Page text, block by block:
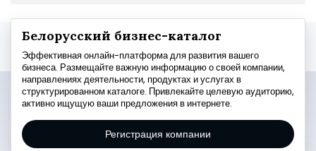
Белорусский бизнес-каталог
Эффективная онлайн-платформа для развития вашего
бизнеса. Размещайте важную информацию о своей компании,
направлениях деятельности, продуктах и услугах в
структурированном каталоге. Привлекайте целевую аудиторию,
активно ищущую ваши предложения в интернете.
Регистрация компании